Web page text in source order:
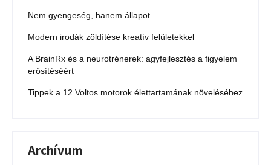
Nem gyengeség, hanem állapot
Modern irodák zöldítése kreatív felületekkel
A BrainRx és a neurotrénerek: agyfejlesztés a figyelem
erősítéséért
Tippek a 12 Voltos motorok élettartamának növeléséhez
Archívum